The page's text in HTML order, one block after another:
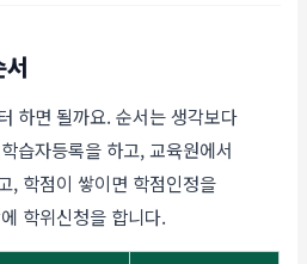
하면 될까요. 순서는 생각보다
습자등록을 하고, 교육원에서
, 학점이 쌓이면 학점인정을
학위신청을 합니다.